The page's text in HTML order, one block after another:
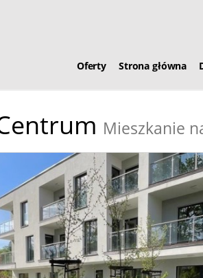
Oferty Strona główna
Mieszkanie